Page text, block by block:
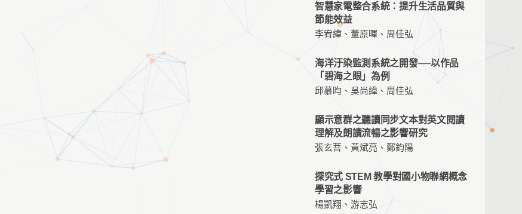
智慧家電整合系統：提升生活品質與
節能效益
李宥緯、董原暉、周佳弘
海洋汙染監測系統之開發──以作品
「碧海之眼」為例
邱慕昀、吳尚緯、周佳弘
顯示意群之聽讀同步文本對英文閱讀
理解及朗讀流暢之影響研究
張玄菩、黃斌亮、鄭鈞陽
探究式 STEM 教學對國小物聯網概念
學習之影響
楊凱翔、游志弘